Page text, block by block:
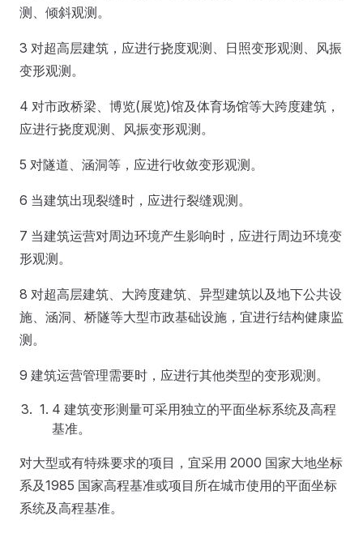
测、倾斜观测。
3 对超高层建筑，应进行挠度观测、日照变形观测、风振
变形观测。
4 对市政桥梁、博览(展览)馆及体育场馆等大跨度建筑，
应进行挠度观测、风振变形观测。
5 对隧道、涵洞等，应进行收敛变形观测。
6 当建筑出现裂缝时，应进行裂缝观测。
7 当建筑运营对周边环境产生影响时，应进行周边环境变
形观测。
8 对超高层建筑、大跨度建筑、异型建筑以及地下公共设
施、涵洞、桥隧等大型市政基础设施，宜进行结构健康监
测。
9 建筑运营管理需要时，应进行其他类型的变形观测。
4 建筑变形测量可采用独立的平面坐标系统及高程
基准。
对大型或有特殊要求的项目，宜采用 2000 国家大地坐标
系及1985 国家高程基准或项目所在城市使用的平面坐标
系统及高程基准。